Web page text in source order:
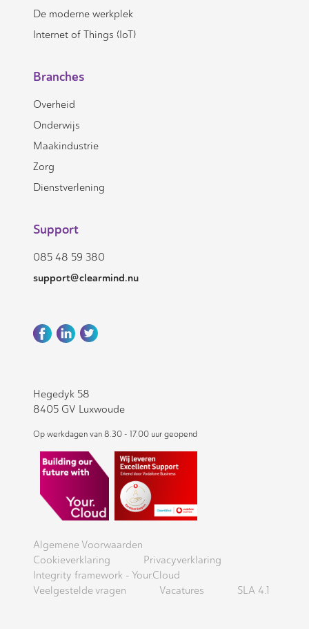
De moderne werkplek
Internet of Things (IoT)
Branches
Overheid
Onderwijs
Maakindustrie
Zorg
Dienstverlening
Support
085 48 59 380
support@clearmind.nu
Hegedyk 58
8405 GV Luxwoude
Op werkdagen van 8.30 - 17.00 uur geopend
Algemene Voorwaarden
Cookieverklaring
Privacyverklaring
Integrity framework - Your.Cloud
Veelgestelde vragen
Vacatures SLA 4.1